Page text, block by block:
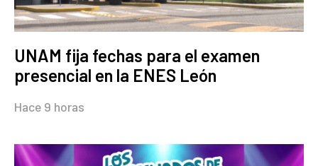
UNAM fija fechas para el examen
presencial en la ENES León
Hace 9 horas